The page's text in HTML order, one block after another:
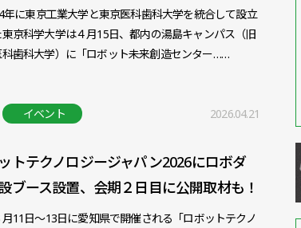
に東京工業大学と東京医科歯科大学を統合して設立
東京科学大学は４月15日、都内の湯島キャンパス（旧
歯科大学）に「ロボット未来創造センター……
イベント 2026.04.21
トテクノロジージャパン2026にロボダ
ブース設置、会期２日目に公開取材も！
11日～13日に愛知県で開催される「ロボットテクノ